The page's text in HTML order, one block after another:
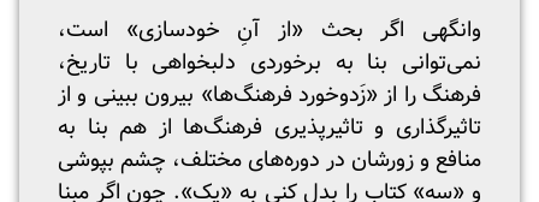
وانگهی اگر بحث «از آنِ خودسازی» است،
نمی‌توانی بنا به برخوردی دلبخواهی با تاریخ،
فرهنگ را از «زَدوخورد فرهنگ‌ها» بیرون ببینی و از
تاثیرگذاری و تاثیرپذیری فرهنگ‌ها از هم بنا به
منافع و زورشان در دوره‌های مختلف، چشم بپوشی
و «سه» کتاب را بدل کنی به «یک». چون اگر مبنا